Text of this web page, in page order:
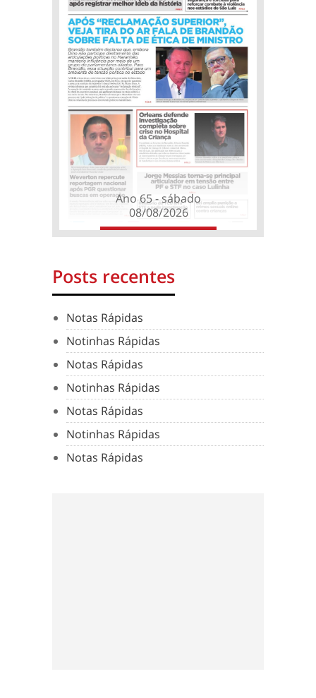
Ano 65 - sábado
08/08/2026
Posts recentes
Notas Rápidas
Notinhas Rápidas
Notas Rápidas
Notinhas Rápidas
Notas Rápidas
Notinhas Rápidas
Notas Rápidas